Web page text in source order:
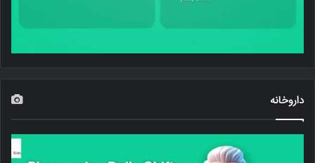
داروخانه